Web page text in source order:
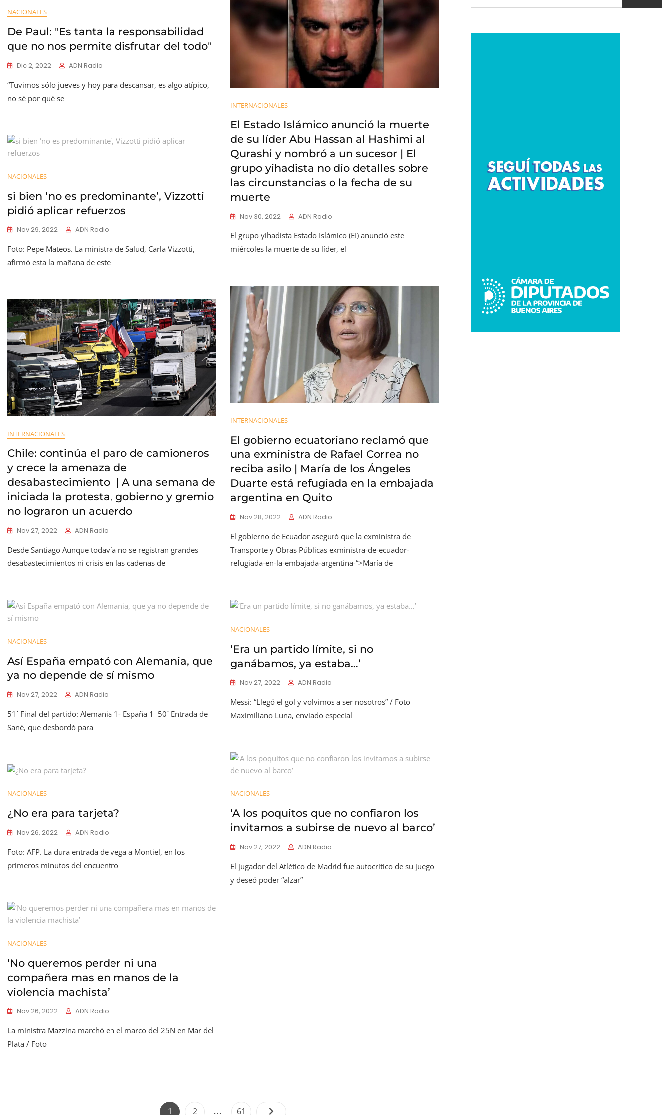
NACIONALES
De Paul: "Es tanta la responsabilidad
que no nos permite disfrutar del todo"
Dic 2, 2022 ADN Radio
“Tuvimos sólo jueves y hoy para descansar, es algo atípico,
no sé por qué se
INTERNACIONALES
El Estado Islámico anunció la muerte
de su líder Abu Hassan al Hashimi al
Qurashi y nombró a un sucesor | El
grupo yihadista no dio detalles sobre
las circunstancias o la fecha de su
muerte
Nov 30, 2022 ADN Radio
El grupo yihadista Estado Islámico (EI) anunció este
miércoles la muerte de su líder, el
NACIONALES
si bien ‘no es predominante’, Vizzotti
pidió aplicar refuerzos
Nov 29, 2022 ADN Radio
Foto: Pepe Mateos. La ministra de Salud, Carla Vizzotti,
afirmó esta la mañana de este
INTERNACIONALES
El gobierno ecuatoriano reclamó que
una exministra de Rafael Correa no
reciba asilo | María de los Ángeles
Duarte está refugiada en la embajada
argentina en Quito
Nov 28, 2022 ADN Radio
El gobierno de Ecuador aseguró que la exministra de
Transporte y Obras Públicas exministra-de-ecuador-
refugiada-en-la-embajada-argentina-“>María de
INTERNACIONALES
Chile: continúa el paro de camioneros
y crece la amenaza de
desabastecimiento | A una semana de
iniciada la protesta, gobierno y gremio
no lograron un acuerdo
Nov 27, 2022 ADN Radio
Desde Santiago Aunque todavía no se registran grandes
desabastecimientos ni crisis en las cadenas de
NACIONALES
Así España empató con Alemania, que
ya no depende de sí mismo
Nov 27, 2022 ADN Radio
51´ Final del partido: Alemania 1- España 1 50´ Entrada de
Sané, que desbordó para
NACIONALES
‘Era un partido límite, si no
ganábamos, ya estaba…’
Nov 27, 2022 ADN Radio
Messi: “Llegó el gol y volvimos a ser nosotros” / Foto
Maximiliano Luna, enviado especial
NACIONALES
‘A los poquitos que no confiaron los
invitamos a subirse de nuevo al barco’
Nov 27, 2022 ADN Radio
El jugador del Atlético de Madrid fue autocrítico de su juego
y deseó poder “alzar”
NACIONALES
¿No era para tarjeta?
Nov 26, 2022 ADN Radio
Foto: AFP. La dura entrada de vega a Montiel, en los
primeros minutos del encuentro
NACIONALES
‘No queremos perder ni una
compañera mas en manos de la
violencia machista’
Nov 26, 2022 ADN Radio
La ministra Mazzina marchó en el marco del 25N en Mar del
Plata / Foto
Paginación
Page
1 Page
2 … Page
61